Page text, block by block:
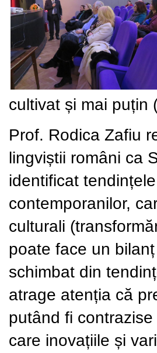
cultivat și mai puțin
Prof. Rodica Zafiu
lingviștii români ca
identificat
contemporanilor,
culturali
poate face un
schimbat din
atrage atenția că
putând fi
care inovațiile și